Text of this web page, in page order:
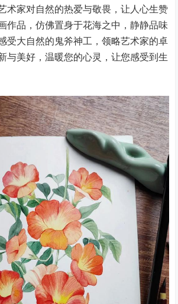
术家对自然的热爱与敬畏，让人心生赞
作品，仿佛置身于花海之中，静静品味
受大自然的鬼斧神工，领略艺术家的卓
与美好，温暖您的心灵，让您感受到生